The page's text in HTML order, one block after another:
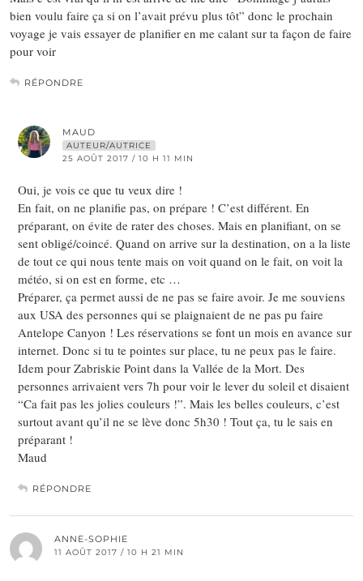
bien voulu faire ça si on l’avait prévu plus tôt” donc le prochain
voyage je vais essayer de planifier en me calant sur ta façon de faire
pour voir
RÉPONDRE
MAUD
AUTEUR/AUTRICE
25 AOÛT 2017 / 10 H 11 MIN
Oui, je vois ce que tu veux dire !
En fait, on ne planifie pas, on prépare ! C’est différent. En
préparant, on évite de rater des choses. Mais en planifiant, on se
sent obligé/coincé. Quand on arrive sur la destination, on a la liste
de tout ce qui nous tente mais on voit quand on le fait, on voit la
météo, si on est en forme, etc …
Préparer, ça permet aussi de ne pas se faire avoir. Je me souviens
aux USA des personnes qui se plaignaient de ne pas pu faire
Antelope Canyon ! Les réservations se font un mois en avance sur
internet. Donc si tu te pointes sur place, tu ne peux pas le faire.
Idem pour Zabriskie Point dans la Vallée de la Mort. Des
personnes arrivaient vers 7h pour voir le lever du soleil et disaient
“Ca fait pas les jolies couleurs !”. Mais les belles couleurs, c’est
surtout avant qu’il ne se lève donc 5h30 ! Tout ça, tu le sais en
préparant !
Maud
RÉPONDRE
ANNE-SOPHIE
11 AOÛT 2017 / 10 H 21 MIN